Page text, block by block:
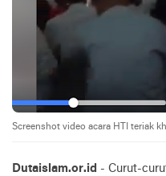
Screenshot video acara HTI teriak
Dutaislam.or.id - Curut-